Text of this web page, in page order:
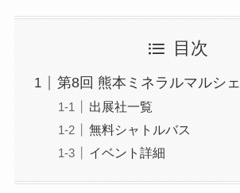
目次
第8回 熊本ミネラルマルシェ
出展社一覧
無料シャトルバス
イベント詳細